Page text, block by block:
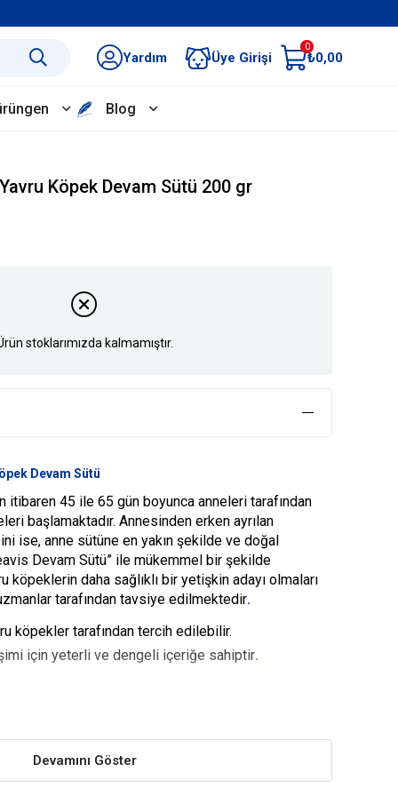
Yardım Üye Girişi
0
₺0,00
Blog
Köpek Devam Sütü 200 gr
stoklarımızda kalmamıştır.
Devam Sütü
itibaren 45 ile 65 gün boyunca anneleri tarafından
başlamaktadır. Annesinden erken ayrılan
ise, anne sütüne en yakın şekilde ve doğal
Devam Sütü” ile mükemmel bir şekilde
köpeklerin daha sağlıklı bir yetişkin adayı olmaları
tarafından tavsiye edilmektedir.
köpekler tarafından tercih edilebilir.
için yeterli ve dengeli içeriğe sahiptir.
devam sütü ile desteklenmesi
açısından da yüksek derecede önem taşır.
Devamını Göster